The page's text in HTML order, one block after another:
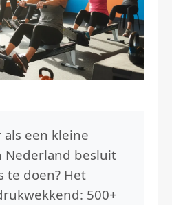
een kleine
Nederland besluit
te doen? Het
500+